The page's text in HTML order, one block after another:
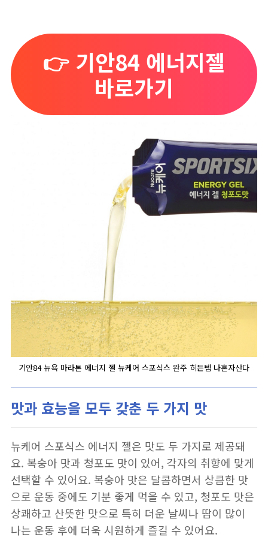
👉 기안84 에너지젤
바로가기
기안84 뉴욕 마라톤 에너지 젤 뉴케어 스포식스 완주 히든템 나혼자산다
맛과 효능을 모두 갖춘 두 가지 맛
뉴케어 스포식스 에너지 젤은 맛도 두 가지로 제공돼
요. 복숭아 맛과 청포도 맛이 있어, 각자의 취향에 맞게
선택할 수 있어요. 복숭아 맛은 달콤하면서 상큼한 맛
으로 운동 중에도 기분 좋게 먹을 수 있고, 청포도 맛은
상쾌하고 산뜻한 맛으로 특히 더운 날씨나 땀이 많이
나는 운동 후에 더욱 시원하게 즐길 수 있어요.